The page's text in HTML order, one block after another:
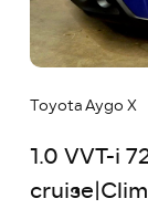
Toyota Aygo X
1.0 VVT-i